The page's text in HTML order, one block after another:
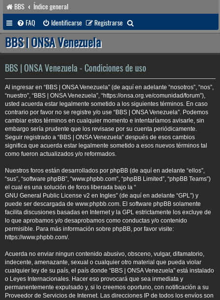
BBS
Índice general
FAQ
Identificarse Registrarse
u
a
r
BBS | ONSA Venezuela
BBS | ONSA Venezuela - Condiciones de uso
Al ingresar en “BBS | ONSA Venezuela” (de aquí en adelante “nosotros”, “nos”,
“nuestro”, “BBS | ONSA Venezuela”, “https://onsa.org.ve/comunidad/forum”),
usted acuerda estar legalmente sometido a los siguientes términos. En caso
contrario por favor no se registre y/o use “BBS | ONSA Venezuela”. Podemos
cambiar estos términos en cualquier momento e intentaríamos avisarle, sin
embargo sería prudente que los revisase por su cuenta periódicamente.
Seguir registrado a “BBS | ONSA Venezuela” después de esos cambios
significa que acuerda estar legalmente sometido a esos nuevos términos tal
como fueron actualizados y/o reformados.
Nuestros foros están desarrollados por phpBB (de aquí en adelante “ellos”,
“sus”, “software phpBB”, “www.phpbb.com”, “phpBB Limited”, “phpBB Teams”)
el cual es una solución de foros liberada bajo la “
GNU General Public License v2 en Ingles” (de aquí en adelante “GPL”) y
puede ser descargada de www.phpbb.com. El software phpBB solamente
facilita discusiones basadas en Internet y la GPL estrictamente los excluye de
lo que aprobamos y/o desaprobamos como conductas y/o contenido
permisible. Para más información sobre phpBB, por favor visite:
https://www.phpbb.com/.
Acuerda no enviar ningun contenido abusivo, obsceno, vulgar, difamatorio,
indecente, amenazante, sexual o cualquier otro material que pueda violar
cualquier ley de su país, el país donde “BBS | ONSA Venezuela” está instalado
o Leyes Internacionales. Hacer eso provocará que sea inmediata y
permanentemente expulsado y, si lo creemos oportuno, con notificación a su
Proveedor de Servicios de Internet. Las direcciones IP de todos los envíos son